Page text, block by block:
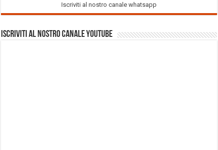
Iscriviti al nostro canale whatsapp
Iscriviti al nostro Canale Youtube